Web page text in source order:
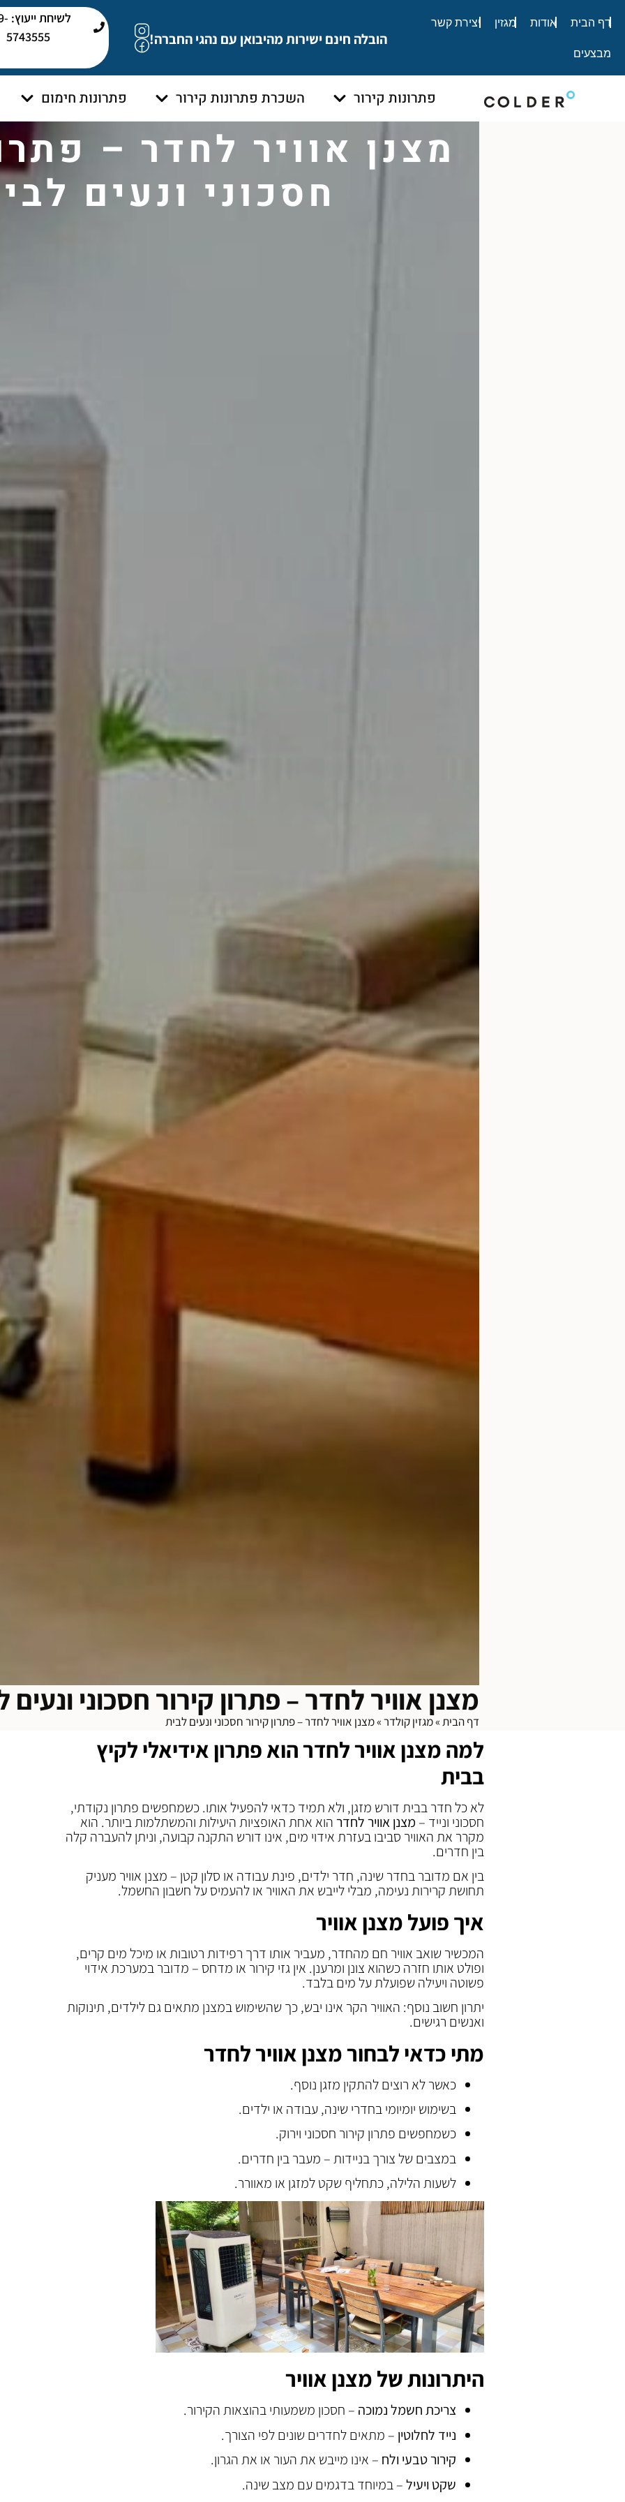
דף הבית
אודות מגזין יצירת קשר
מבצעים
הובלה חינם ישירות מהיבואן עם נהגי החברה!
5743555
פתרונות קירור השכרת פתרונות קירור פתרונות חימום
מצנן אוויר לחדר –
חסכוני ונעים
מצנן אוויר לחדר – פתרון קירור חסכוני ונעים
דף הבית»מגזין קולדר»מצנן אוויר לחדר – פתרון קירור חסכוני ונעים לבית
למה מצנן אוויר לחדר הוא פתרון אידיאלי לקיץ
בבית
לא כל חדר בבית דורש מזגן, ולא תמיד כדאי להפעיל אותו. כשמחפשים פתרון נקודתי,
חסכוני ונייד – מצנן אוויר לחדרהוא אחת האופציות היעילות והמשתלמות ביותר. הוא
מקרר את האוויר סביבו בעזרת אידוי מים, אינו דורש התקנה קבועה, וניתן להעברה קלה
בין חדרים.
בין אם מדובר בחדר שינה, חדר ילדים, פינת עבודה או סלון קטן – מצנן אוויר מעניק
תחושת קרירות נעימה, מבלי לייבש את האוויר או להעמיס על חשבון החשמל.
איך פועל מצנן אוויר
המכשיר שואב אוויר חם מהחדר, מעביר אותו דרך רפידות רטובות או מיכל מים קרים,
ופולט אותו חזרה כשהוא צונן ומרענן. אין גזי קירור או מדחס – מדובר במערכת אידוי
פשוטה ויעילה שפועלת על מים בלבד.
יתרון חשוב נוסף: האוויר הקר אינו יבש, כך שהשימוש במצנן מתאים גם לילדים, תינוקות
ואנשים רגישים.
מתי כדאי לבחור מצנן אוויר לחדר
כאשר לא רוצים להתקין מזגן נוסף.
בשימוש יומיומי בחדרי שינה, עבודה או ילדים.
כשמחפשים פתרון קירור חסכוני וירוק.
במצבים של צורך בניידות – מעבר בין חדרים.
לשעות הלילה, כתחליף שקט למזגן או מאוורר.
היתרונות של מצנן אוויר
צריכת חשמל נמוכה – חסכון משמעותי בהוצאות הקירור.
נייד לחלוטין – מתאים לחדרים שונים לפי הצורך.
קירור טבעי ולח – אינו מייבש את העור או את הגרון.
שקט ויעיל– במיוחד בדגמים עם מצב שינה.